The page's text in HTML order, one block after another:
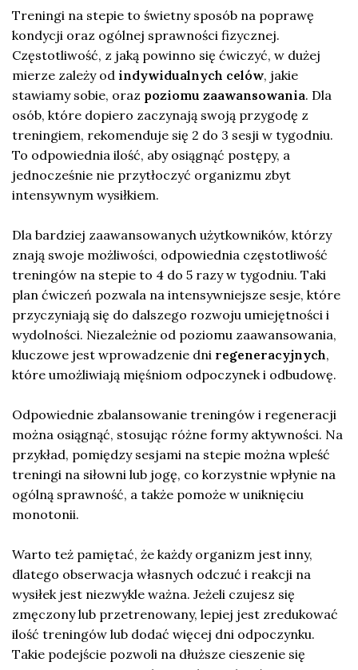
Treningi na stepie to świetny sposób na poprawę
kondycji oraz ogólnej sprawności fizycznej.
Częstotliwość, z jaką powinno się ćwiczyć, w dużej
mierze zależy od indywidualnych celów, jakie
stawiamy sobie, oraz poziomu zaawansowania. Dla
osób, które dopiero zaczynają swoją przygodę z
treningiem, rekomenduje się 2 do 3 sesji w tygodniu.
To odpowiednia ilość, aby osiągnąć postępy, a
jednocześnie nie przytłoczyć organizmu zbyt
intensywnym wysiłkiem.
Dla bardziej zaawansowanych użytkowników, którzy
znają swoje możliwości, odpowiednia częstotliwość
treningów na stepie to 4 do 5 razy w tygodniu. Taki
plan ćwiczeń pozwala na intensywniejsze sesje, które
przyczyniają się do dalszego rozwoju umiejętności i
wydolności. Niezależnie od poziomu zaawansowania,
kluczowe jest wprowadzenie dni regeneracyjnych,
które umożliwiają mięśniom odpoczynek i odbudowę.
Odpowiednie zbalansowanie treningów i regeneracji
można osiągnąć, stosując różne formy aktywności. Na
przykład, pomiędzy sesjami na stepie można wpleść
treningi na siłowni lub jogę, co korzystnie wpłynie na
ogólną sprawność, a także pomoże w uniknięciu
monotonii.
Warto też pamiętać, że każdy organizm jest inny,
dlatego obserwacja własnych odczuć i reakcji na
wysiłek jest niezwykle ważna. Jeżeli czujesz się
zmęczony lub przetrenowany, lepiej jest zredukować
ilość treningów lub dodać więcej dni odpoczynku.
Takie podejście pozwoli na dłuższe cieszenie się